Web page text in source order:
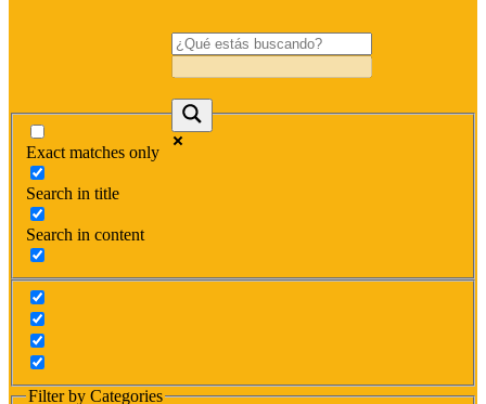
Exact matches only
Search in title
Search in content
Filter by Categories